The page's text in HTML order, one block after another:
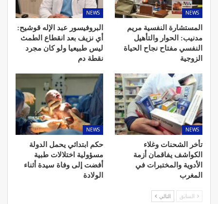
NEWS
المستشارة النفسية مريم
مدنيب: الحوار والتأهيل
النفسي مفتاح نجاح الحياة
الزوجية
NEWS
البروفيسور عبد الإله قوشيح:
أي نزيف بعد انقطاع الطمث
ليس طبيعيا ولو كان مجرد
نقطة دم
NEWS
تأخر الشحنات وغلاء
الكواشف يفاقمان أزمة
الأدوية والمختبرات في
المغرب
NEWS
حكم ابتدائي يحمل الدولة
مسؤولية اختلالات طبية
أفضت إلى وفاة سيدة أثناء
الولادة
السابق التالي